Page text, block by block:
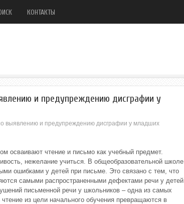
КОНТАКТЫ
и предупреждению дисграфии у
выявлению и предупреждению дисграфии у младших
осваивают чтение и письмо как учебный предмет.
нежелание учиться. В общеобразовательной школе
ошибками у детей при письме. Это связано с тем, что
самыми распространенными дефектами речи у детей
письменной речи у школьников – одна из самых
из цели начального обучения превращаются в